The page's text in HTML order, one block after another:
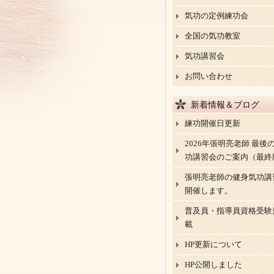
気功の定例練功会
全国の気功教室
気功講習会
お問い合わせ
新着情報＆ブログ
練功開催日更新
2026年張明亮老師 最後
功講習会のご案内（最終
張明亮老師の健身気功講
開催します。
普及員・指導員資格受験
載
HP更新について
HP公開しました